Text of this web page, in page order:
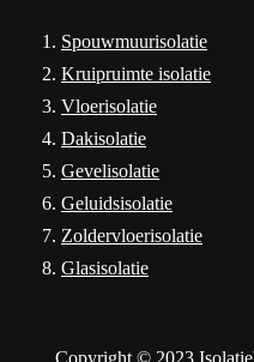
1. Spouwmuurisolatie
2. Kruipruimte isolatie
3. Vloerisolatie
4. Dakisolatie
5. Gevelisolatie
6. Geluidsisolatie
7. Zoldervloerisolatie
8. Glasisolatie